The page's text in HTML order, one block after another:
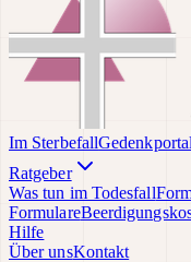
Im Sterbefall
Ratgeber
Was tun im Todesfall
Formulare
Hilfe
Über unsKontakt